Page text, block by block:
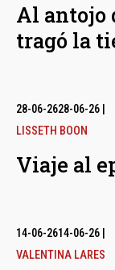
Al antojo
tragó la
28-06-2628-06-26
LISSETH BOON
Viaje al
14-06-2614-06-26
VALENTINA LARES